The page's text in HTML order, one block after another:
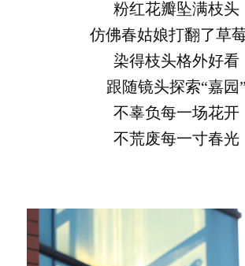
粉红花瓣坠满枝头
仿佛春姑娘打翻了草
染得枝头格外好看
跟随镜头探索“嘉园”
不辜负每一场花开
不荒废每一寸春光